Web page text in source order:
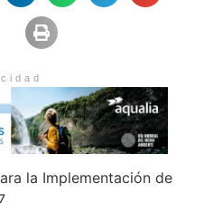
la Implementación de